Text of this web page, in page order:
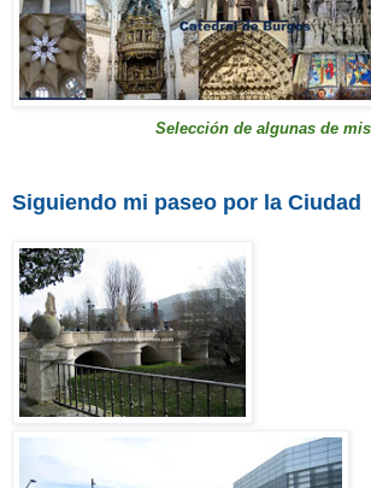
Selección de algunas de
Siguiendo mi paseo por la Ciudad